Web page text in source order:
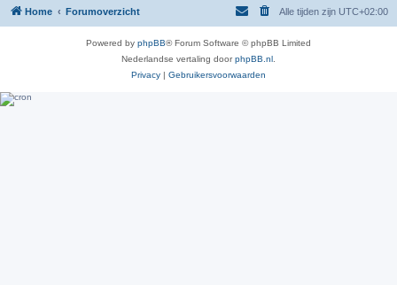
Home Forumoverzicht Alle tijden zijn UTC+02:00
Powered by phpBB® Forum Software © phpBB Limited
Nederlandse vertaling doorphpBB.nl
Privacy | Gebruikersvoorwaarden